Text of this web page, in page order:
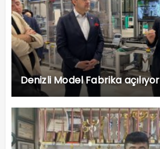
Denizli Model Fabrika açılıyor